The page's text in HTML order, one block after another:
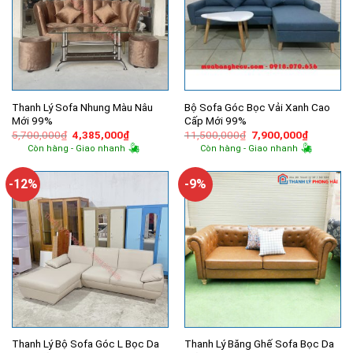
Thanh Lý Sofa Nhung Màu Nâu
Mới 99%
5,700,000₫ Giá
gốc
là:
4,385,000₫Giá
hiện
tại
4,385,000₫.
Còn hàng - Giao nhanh
Bộ Sofa Góc Bọc Vải Xanh Cao
Cấp Mới 99%
11,500,000₫ Giá
gốc
là:
7,900,000₫Giá
hiện
tại
Còn hàng - Giao nhanh
-12%
Thanh Lý Bộ Sofa Góc L Bọc Da
-9%
Thanh Lý Băng Ghế Sofa Bọc Da